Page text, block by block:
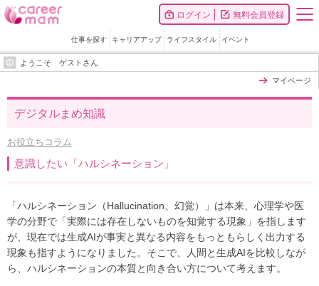
ログイン 無料会員登録
仕事を探す キャリアアップ ライフスタイル イベント
ようこそ ゲストさん
マイページ
デジタルまめ知識
お役立ちコラム
意識したい「ハルシネーション」
「ハルシネーション（Hallucination、幻覚）」は本来、心理学や医
学の分野で「実際には存在しないものを知覚する現象」を指します
が、現在では生成AIが事実と異なる内容をもっともらしく出力する
現象も指すようになりました。そこで、人間と生成AIを比較しなが
ら、ハルシネーションの本質と向き合い方について考えます。